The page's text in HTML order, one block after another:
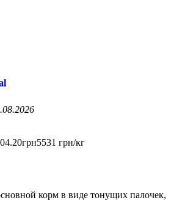
.20грн5531 грн/кг
корм в виде тонущих палочек,